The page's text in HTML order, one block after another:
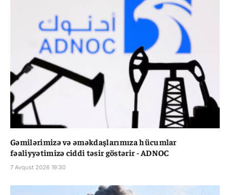
Gəmilərimizə və əməkdaşlarımıza hücumlar
fəaliyyətimizə ciddi təsir göstərir - ADNOC
7 Avqust 2026 19:30